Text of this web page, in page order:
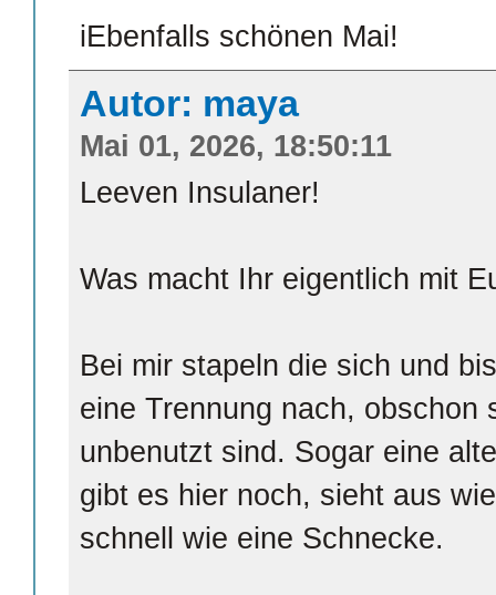
iEbenfalls schönen Mai!
Autor: maya
Mai 01, 2026, 18:50:11
Leeven Insulaner!
Was macht Ihr eigentlich mit
Bei mir stapeln die sich und
eine Trennung nach, obschon
unbenutzt sind. Sogar eine
gibt es hier noch, sieht aus
schnell wie eine Schnecke.